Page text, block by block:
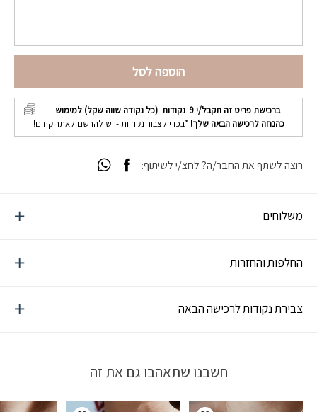
הוספה לסל
ברכישת פריט זה תקבל/י 9 נקודות (כל נקודה שווה שקל) למימוש
כהנחה לרכישה הבאה שלך! *בכדי לצבור נקודות - יש להרשם לאתר קודם!
משלוחים
החלפות והחזרות
צבירת נקודות לרכישה הבאה
רוצה לשתף את החבר/ה? לחצ/י לשיתוף:
חשבנו שתאהבו גם את זה